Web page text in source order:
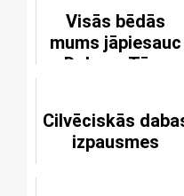
Visās bēdās
mums jāpiesauc
Debesu Tēvs
Cilvēciskās
izpausmes